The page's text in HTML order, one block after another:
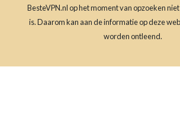
BesteVPN.nl op het moment van opzoeken
is. Daarom kan aan de informatie op deze
worden ontleend.